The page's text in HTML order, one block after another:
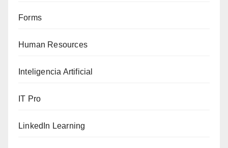
Forms
Human Resources
Inteligencia Artificial
IT Pro
LinkedIn Learning